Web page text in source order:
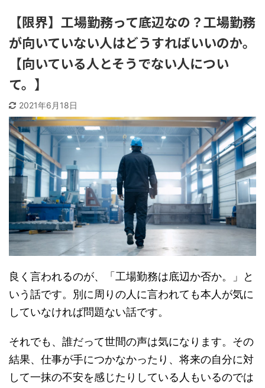
【限界】工場勤務って底辺なの？工場勤務
が向いていない人はどうすればいいのか。
【向いている人とそうでない人につい
て。】
2021年6月18日
良く言われるのが、「工場勤務は底辺か否か。」と
いう話です。別に周りの人に言われても本人が気に
していなければ問題ない話です。
それでも、誰だって世間の声は気になります。その
結果、仕事が手につかなかったり、将来の自分に対
して一抹の不安を感じたりしている人もいるのでは